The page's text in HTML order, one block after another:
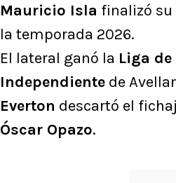
Mauricio Isla finalizó
la temporada 2026.
El lateral ganó la Liga
Independiente de
Everton descartó el
Óscar Opazo.